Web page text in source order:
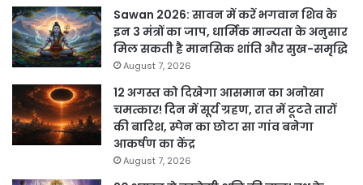
Sawan 2026: सावन में करें भगवान शिव के
इन 3 मंत्रों का जाप, धार्मिक मान्यता के अनुसार
मिल सकती है मानसिक शांति और सुख-समृद्धि
August 7, 2026
12 अगस्त को दिखेगा आसमान का अनोखा
चमत्कार! दिन में सूर्य ग्रहण, रात में टूटते तारों
की बारिश, स्पेन का छोटा सा गांव बनेगा
आकर्षण का केंद्र
August 7, 2026